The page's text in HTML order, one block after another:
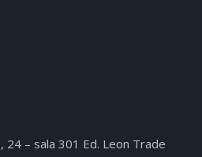
24 – sala 301 Ed. Leon Trade